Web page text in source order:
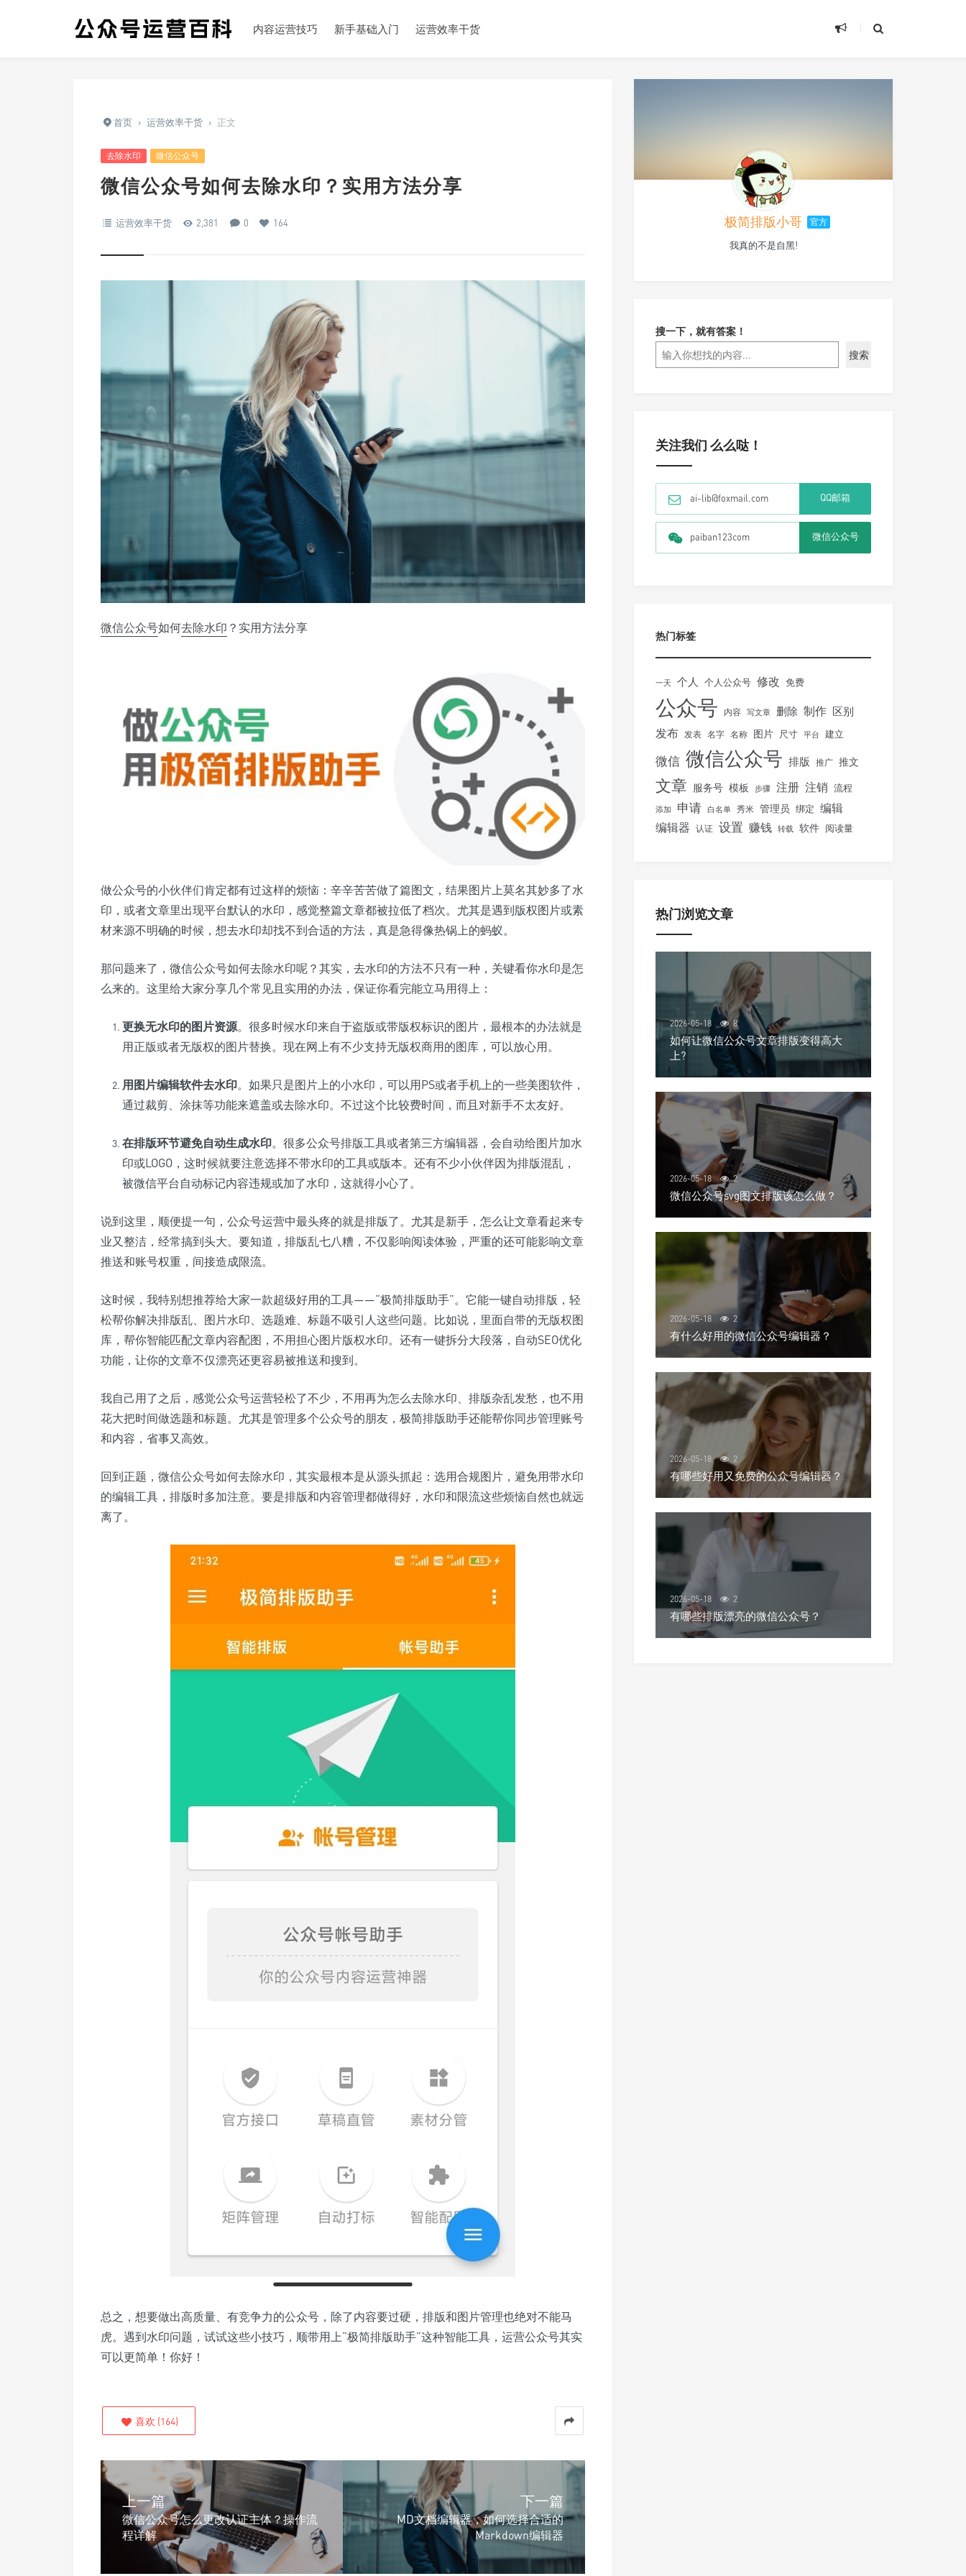
内容运营技巧 新手基础入门 运营效率干货
首页 › 运营效率干货 › 正文
去除水印 微信公众号
微信公众号如何去除水印？实用方法分享
运营效率干货 2,381 0 164
微信公众号如何去除水印 ？实用方法分享
做公众号的小伙伴们肯定都有过这样的烦恼：辛辛苦苦做了篇图文，结果图片上莫名其妙多了水
印，或者文章里出现平台默认的水印，感觉整篇文章都被拉低了档次。尤其是遇到版权图片或素
材来源不明确的时候，想去水印却找不到合适的方法，真是急得像热锅上的蚂蚁。
那问题来了，微信公众号如何去除水印呢？其实，去水印的方法不只有一种，关键看你水印是怎
么来的。这里给大家分享几个常见且实用的办法，保证你看完能立马用得上：
更换无水印的图片资源。很多时候水印来自于盗版或带版权标识的图片，最根本的办法就是
用正版或者无版权的图片替换。现在网上有不少支持无版权商用的图库，可以放心用。
用图片编辑软件去水印。如果只是图片上的小水印，可以用PS或者手机上的一些美图软件，
通过裁剪、涂抹等功能来遮盖或去除水印。不过这个比较费时间，而且对新手不太友好。
在排版环节避免自动生成水印。很多公众号排版工具或者第三方编辑器，会自动给图片加水
印或LOGO，这时候就要注意选择不带水印的工具或版本。还有不少小伙伴因为排版混乱，
被微信平台自动标记内容违规或加了水印，这就得小心了。
说到这里，顺便提一句，公众号运营中最头疼的就是排版了。尤其是新手，怎么让文章看起来专
业又整洁，经常搞到头大。要知道，排版乱七八糟，不仅影响阅读体验，严重的还可能影响文章
推送和账号权重，间接造成限流。
这时候，我特别想推荐给大家一款超级好用的工具——“极简排版助手”。它能一键自动排版，轻
松帮你解决排版乱、图片水印、选题难、标题不吸引人这些问题。比如说，里面自带的无版权图
库，帮你智能匹配文章内容配图，不用担心图片版权水印。还有一键拆分大段落，自动SEO优化
功能，让你的文章不仅漂亮还更容易被推送和搜到。
我自己用了之后，感觉公众号运营轻松了不少，不用再为怎么去除水印、排版杂乱发愁，也不用
花大把时间做选题和标题。尤其是管理多个公众号的朋友，极简排版助手还能帮你同步管理账号
和内容，省事又高效。
回到正题，微信公众号如何去除水印，其实最根本是从源头抓起：选用合规图片，避免用带水印
的编辑工具，排版时多加注意。要是排版和内容管理都做得好，水印和限流这些烦恼自然也就远
离了。
总之，想要做出高质量、有竞争力的公众号，除了内容要过硬，排版和图片管理也绝对不能马
虎。遇到水印问题，试试这些小技巧，顺带用上“极简排版助手”这种智能工具，运营公众号其实
可以更简单！你好！
喜欢 (164)
上一篇
微信公众号怎么更改认证主体？操作流
程详解
下一篇
MD文档编辑器，如何选择合适的
Markdown编辑器
极简排版小哥 官方
我真的不是自黑!
搜一下，就有答案！
搜索
关注我们 么么哒！
ai-lib@foxmail.com QQ邮箱
paiban123com 微信公众号
热门标签
一天 个人 个人公众号 修改 免费
公众号 内容 写文章 删除 制作 区别
发布 发表 名字 名称 图片 尺寸 平台 建立
微信 微信公众号 排版 推广 推文
文章 服务号 模板 步骤 注册 注销 流程
添加 申请 白名单 秀米 管理员 绑定 编辑
编辑器
认证 设置 赚钱 转载 软件 阅读量
热门浏览文章
2026-05-18 8
如何让微信公众号文章排版变得高大
上?
2026-05-18 2
微信公众号svg图文排版该怎么做？
2026-05-18 2
有什么好用的微信公众号编辑器？
2026-05-18 2
有哪些好用又免费的公众号编辑器？
2026-05-18 2
有哪些排版漂亮的微信公众号？